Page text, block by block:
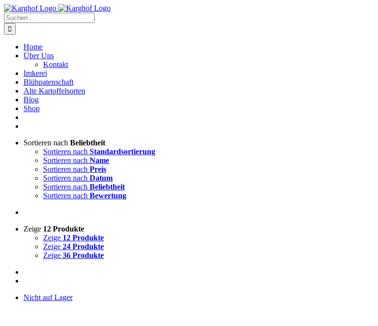
Zum
Inhalt
springen
Instagram
Facebook
Suche
nach:
Home
Über Uns
Kontakt
Imkerei
Blühpatenschaft
Alte Kartoffelsorten
Blog
Shop
Sortieren nach Beliebtheit
Sortieren nach Standardsortierung
Sortieren nach Name
Sortieren nach Preis
Sortieren nach Datum
Sortieren nach Beliebtheit
Sortieren nach Bewertung
Zeige 12 Produkte
Zeige 12 Produkte
Zeige 24 Produkte
Zeige 36 Produkte
Nicht auf Lager